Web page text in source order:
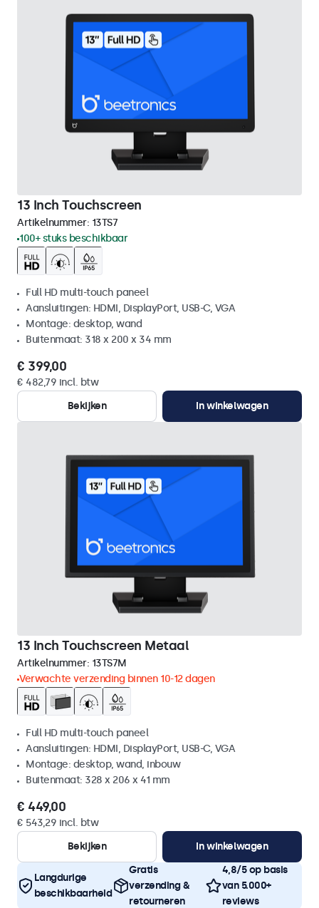
13 Inch Touchscreen
Artikelnummer: 13TS7
100+ stuks beschikbaar
Full HD multi-touch paneel
Aansluitingen: HDMI, DisplayPort, USB-C, VGA
Montage: desktop, wand
Buitenmaat: 318 x 200 x 34 mm
€ 399,00
€ 482,79 incl. btw
Bekijken
In winkelwagen
13 Inch Touchscreen Metaal
Artikelnummer: 13TS7M
Verwachte verzending binnen 10-12 dagen
Full HD multi-touch paneel
Aansluitingen: HDMI, DisplayPort, USB-C, VGA
Montage: desktop, wand, inbouw
Buitenmaat: 328 x 206 x 41 mm
€ 449,00
€ 543,29 incl. btw
Bekijken
In winkelwagen
Langdurige
beschikbaarheid
Gratis
verzending &
retourneren
4,8/5 op basis
van 5.000+
reviews